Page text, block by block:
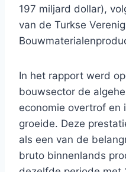
197 miljard dollar),
van de Turkse
In het rapport werd
bouwsector de
economie overtrof en
groeide. Deze
als een van de
bruto binnenlands